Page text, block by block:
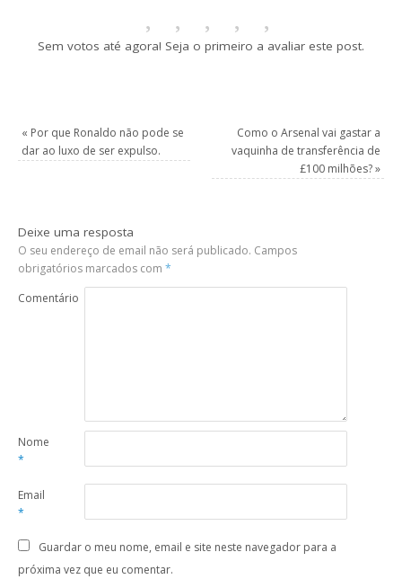
Sem votos até agora! Seja o primeiro a avaliar este post.
« Por que Ronaldo não pode se
dar ao luxo de ser expulso.
Como o Arsenal vai gastar a
vaquinha de transferência de
£100 milhões?»
Deixe uma resposta
O seu endereço de email não será publicado. Campos
obrigatórios marcados com*
Comentário
Nome
*
Email
*
Guardar o meu nome, email e site neste navegador para a
próxima vez que eu comentar.